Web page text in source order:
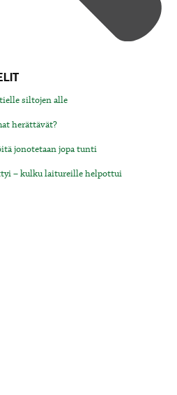
siltojen alle
herättävät?
jonotetaan jopa tunti
– kulku laitureille helpottui